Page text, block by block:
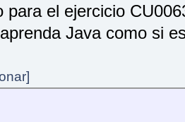
= true;
= false;
los valores de los atributos
para el ejercicio
Java como si